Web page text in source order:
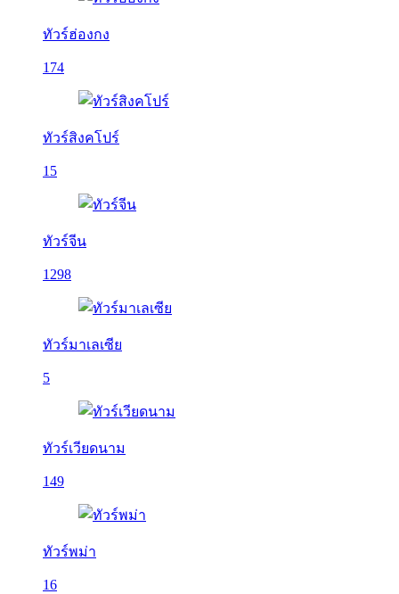
ทัวร์ฮ่องกง
174
ทัวร์สิงคโปร์
15
ทัวร์จีน
1298
ทัวร์มาเลเซีย
5
ทัวร์เวียดนาม
149
ทัวร์พม่า
16